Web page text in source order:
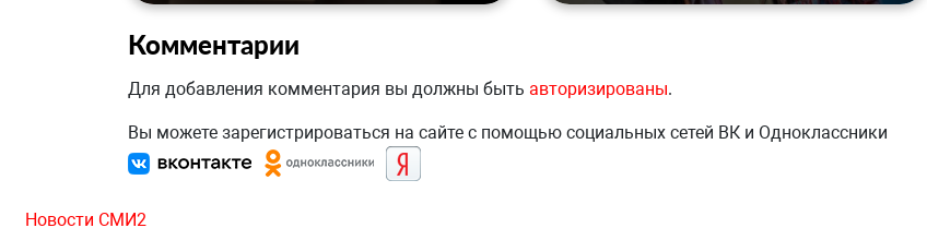
Комментарии
Для добавления комментария вы должны быть авторизированы.
Вы можете зарегистрироваться на сайте с помощью социальных сетей ВК и Одноклассники
Новости СМИ2